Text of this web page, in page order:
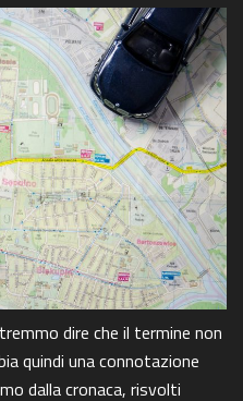
dire che il termine non
quindi una connotazione
dalla cronaca, risvolti